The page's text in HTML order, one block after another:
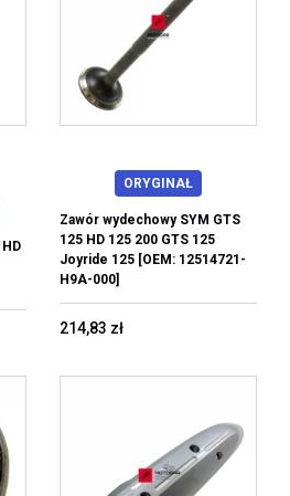
ORYGINAŁ
Zawór wydechowy SYM GTS
125 HD 125 200 GTS 125
Joyride 125 [OEM: 12514721-
H9A-000]
214,83 zł